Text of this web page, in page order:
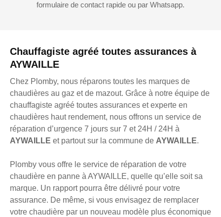
Chauffagiste agréé toutes assurances à
AYWAILLE
Chez Plomby, nous réparons toutes les marques de
chaudières au gaz et de mazout. Grâce à notre équipe de
chauffagiste agréé toutes assurances et experte en
chaudières haut rendement, nous offrons un service de
réparation d’urgence 7 jours sur 7 et 24H / 24H à
AYWAILLE et partout sur la commune de AYWAILLE.
Plomby vous offre le service de réparation de votre
chaudière en panne à AYWAILLE, quelle qu’elle soit sa
marque. Un rapport pourra être délivré pour votre
assurance. De même, si vous envisagez de remplacer
votre chaudière par un nouveau modèle plus économique
formulaire de contact rapide ou par Whatsapp.